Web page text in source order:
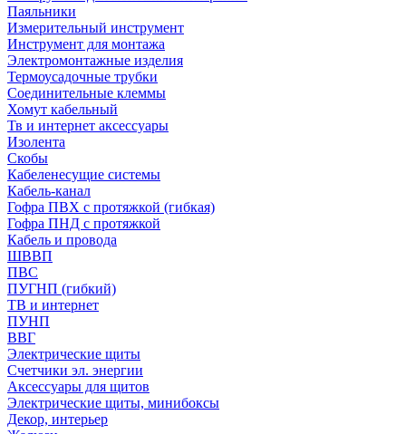
Паяльники
Измерительный инструмент
Инструмент для монтажа
Электромонтажные изделия
Термоусадочные трубки
Соединительные клеммы
Хомут кабельный
Тв и интернет аксессуары
Изолента
Скобы
Кабеленесущие системы
Кабель-канал
Гофра ПВХ с протяжкой (гибкая)
Гофра ПНД с протяжкой
Кабель и провода
ШВВП
ПВС
ПУГНП (гибкий)
ТВ и интернет
ПУНП
ВВГ
Электрические щиты
Счетчики эл. энергии
Аксессуары для щитов
Электрические щиты, минибоксы
Декор, интерьер